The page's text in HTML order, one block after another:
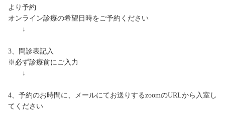
より予約
オンライン診療の希望日時をご予約ください
↓
3、問診表記入
※必ず診療前にご入力
↓
4、予約のお時間に、メールにてお送りするzoomのURLから入室し
てください